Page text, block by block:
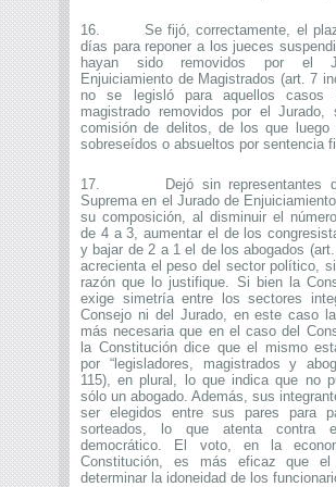
16. Se fijó, correctamente, el
días para reponer a los jueces
hayan sido removidos por el
Enjuiciamiento de Magistrados (art. 7
no se legisló para aquellos casos
magistrado removidos por el Jurado,
comisión de delitos, de los que luego
sobreseídos o absueltos por sentencia
17. Dejó sin representantes
Suprema en el Jurado de
su composición, al disminuir el
de 4 a 3, aumentar el de los
y bajar de 2 a 1 el de los abogados
acrecienta el peso del sector político,
razón que lo justifique. Si bien la
exige simetría entre los sectores
Consejo ni del Jurado, en este caso
más necesaria que en el caso del
la Constitución dice que el mismo
por “legisladores, magistrados y
115), en plural, lo que indica que no
sólo un abogado. Además, sus
ser elegidos entre sus pares para
sorteados, lo que atenta contra
democrático. El voto, en la
Constitución, es más eficaz que
determinar la idoneidad de los